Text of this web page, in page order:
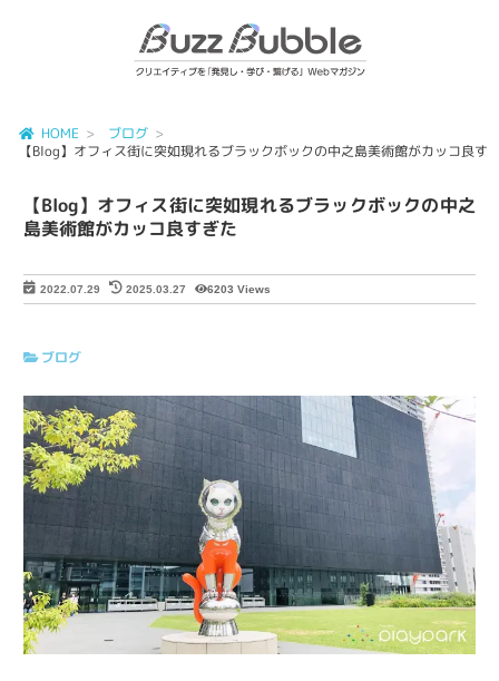
HOME
ブログ
【Blog】オフィス街に突如現れるブラックボックの中之島美術館がカッコ良す
【Blog】オフィス街に突如現れるブラックボックの中之
島美術館がカッコ良すぎた
2022.07.29 2025.03.27 6203 Views
ブログ